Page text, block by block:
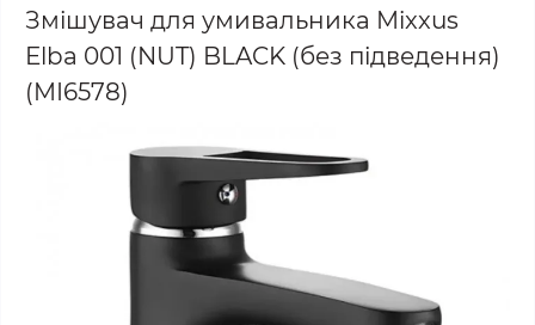
Змішувач для умивальника Mixxus
Elba 001 (NUT) BLACK (без підведення)
(MI6578)